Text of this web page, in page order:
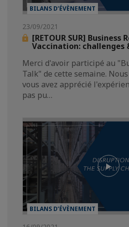
BILANS D’ÉVÈNEMENT
23/09/2021
[RETOUR SUR] Business
Vaccination: challenges
Merci d'avoir participé au
Talk" de cette semaine.
vous avez apprécié
pas pu…
BILANS D’ÉVÈNEMENT